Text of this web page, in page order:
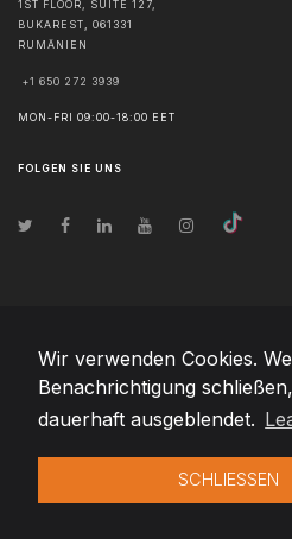
Wir verwenden Cookies.
Benachrichtigung
dauerhaft ausgeblendet.
SCHLIESSEN
1ST FLOOR, SUITE 127,
BUKAREST, 061331
RUMÄNIEN
+1 650 272 3939
MON-FRI 09:00-18:00 EET
FOLGEN SIE UNS
© Urheberrecht 2026 Team Extension
Changelog● Durch die Nutzung dieser
Nutzungsbedingungen und unserer